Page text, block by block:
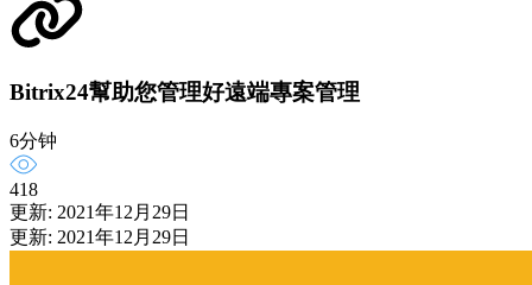
Bitrix24幫助您管理好遠端專案管理
6分钟
418
更新: 2021年12月29日
更新: 2021年12月29日